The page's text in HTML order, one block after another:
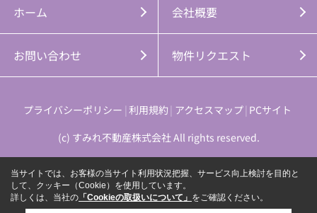
ホーム 会社概要
お問い合わせ 物件リクエスト
プライバシーポリシー 利用規約 アクセスマップ PCサイト
(c) すみれ不動産株式会社 All rights reserved.
当サイトでは、お客様の当サイト利用状況把握、サービス向上検討を目的と
して、クッキー（Cookie）を使用しています。
詳しくは、当社の 「Cookieの取扱いについて」 をご確認ください。